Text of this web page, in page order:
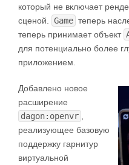
который не включает
сценой.
Game теперь
теперь принимает объект
для потенциально более
приложением.
Добавлено новое
расширение
dagon:openvr
реализующее базовую
поддержку гарнитур
виртуальной